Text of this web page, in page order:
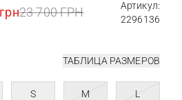
23 700 ГРН
Артикул:
2296136
ТАБЛИЦА РАЗМЕРОВ
S M L